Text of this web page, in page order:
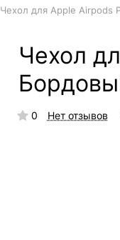
Чехол для Apple Airpods
Чехол
0 Нет отзывов